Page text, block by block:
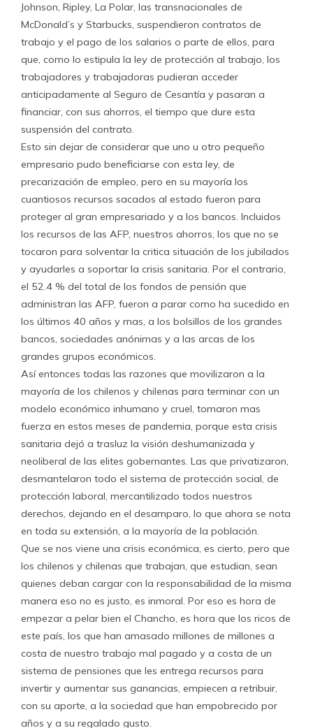
Johnson, Ripley, La Polar, las transnacionales de
McDonald’s y Starbucks, suspendieron contratos de
trabajo y el pago de los salarios o parte de ellos, para
que, como lo estipula la ley de protección al trabajo, los
trabajadores y trabajadoras pudieran acceder
anticipadamente al Seguro de Cesantía y pasaran a
financiar, con sus ahorros, el tiempo que dure esta
suspensión del contrato.
Esto sin dejar de considerar que uno u otro pequeño
empresario pudo beneficiarse con esta ley, de
precarización de empleo, pero en su mayoría los
cuantiosos recursos sacados al estado fueron para
proteger al gran empresariado y a los bancos. Incluidos
los recursos de las AFP, nuestros ahorros, los que no se
tocaron para solventar la critica situación de los jubilados
y ayudarles a soportar la crisis sanitaria. Por el contrario,
el 52.4 % del total de los fondos de pensión que
administran las AFP, fueron a parar como ha sucedido en
los últimos 40 años y mas, a los bolsillos de los grandes
bancos, sociedades anónimas y a las arcas de los
grandes grupos económicos.
Así entonces todas las razones que movilizaron a la
mayoría de los chilenos y chilenas para terminar con un
modelo económico inhumano y cruel, tomaron mas
fuerza en estos meses de pandemia, porque esta crisis
sanitaria dejó a trasluz la visión deshumanizada y
neoliberal de las elites gobernantes. Las que privatizaron,
desmantelaron todo el sistema de protección social, de
protección laboral, mercantilizado todos nuestros
derechos, dejando en el desamparo, lo que ahora se nota
en toda su extensión, a la mayoría de la población.
Que se nos viene una crisis económica, es cierto, pero que
los chilenos y chilenas que trabajan, que estudian, sean
quienes deban cargar con la responsabilidad de la misma
manera eso no es justo, es inmoral. Por eso es hora de
empezar a pelar bien el Chancho, es hora que los ricos de
este país, los que han amasado millones de millones a
costa de nuestro trabajo mal pagado y a costa de un
sistema de pensiones que les entrega recursos para
invertir y aumentar sus ganancias, empiecen a retribuir,
con su aporte, a la sociedad que han empobrecido por
años y a su regalado gusto.